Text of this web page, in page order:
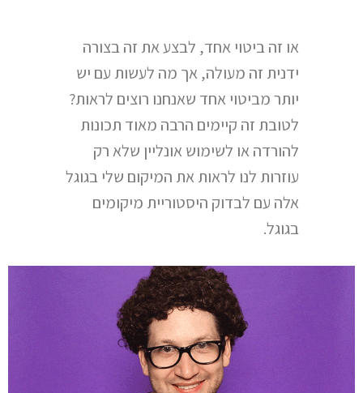
או זה ביטוי אחד, לבצע את זה בצורה
ידנית זה מעולה, אך מה לעשות עם יש
יותר מביטוי אחד שאנחנו רוצים לראות?
לטובת זה קיימים הרבה מאוד תכונות
להורדה או לשימוש אונליין שלא רק
עוזרות לנו לראות את המיקום שלי בגוגל
אלה עם לבדוק היסטוריית מיקומים
בגוגל.